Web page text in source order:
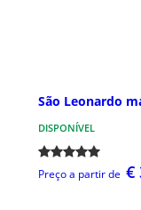
São Leonardo
DISPONÍVEL
Preço a partir de €